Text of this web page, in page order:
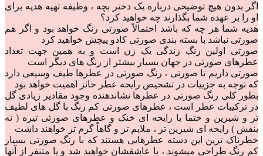
اگر بدون هیچ توضیحی درباره یک دختر بچه ، وظیفه تهیه هدیه برای
او را بر عهده شما بگذارند چه خواهید کرد؟
‌‌‌‌هدیه شما هر چه که باشد احتمالاً صورتی رنگ خواهد بود و اگر هم
صورتی نباشد با بسته بندی صورتی کادو پیچش خواهید کرد
‌‌‌‌‌‌صورتی اولین رنگ زندگی یک زن است و ‌به همین جهت تعداد
عطرهای صورتی در جهان بسیار بیشتر از رنگ های دیگر است
‌‌‌‌‌صورتی داریم تا صورتی ، رنگ صورتی در عطرها طیف وسیعی دارد
که توجه به جزییات در تشخیص رایحه عطر حائز اهمیت خواهد بود
‌‌‌بطور کلی رنگ صورتی در عطرها نشاندهنده وجود مقادیر زیادی گل
در ترکیبات عطر است ، عطرهای صورتی کم رنگ با گل های لطیف
تر و‌ شیرین و حتما با رایحه ای خنک و عطرهای صورتی تیره ( نه
بنفش ) رایحه ای شیرین تر ، ملایم تر و گاهاً گرم تر خواهند داشت
‌‌‌خطرناک ترین این دسته عطرهایی هستند که با رنگ صورتی بسیار
کم رنگ طراحی میشوند ، یا عاشقشان خواهید شد و یا متنفر از آنها